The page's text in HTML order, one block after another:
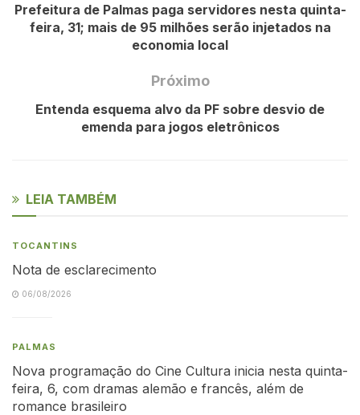
Prefeitura de Palmas paga servidores nesta quinta-
feira, 31; mais de 95 milhões serão injetados na
economia local
Próximo
Entenda esquema alvo da PF sobre desvio de
emenda para jogos eletrônicos
LEIA TAMBÉM
TOCANTINS
Nota de esclarecimento
06/08/2026
PALMAS
Nova programação do Cine Cultura inicia nesta quinta-
feira, 6, com dramas alemão e francês, além de
romance brasileiro